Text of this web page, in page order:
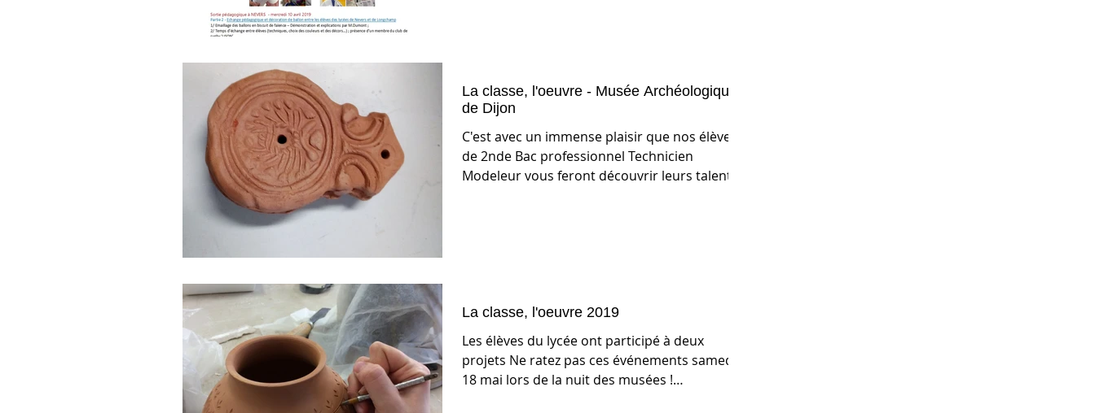
La classe, l'oeuvre - Musée Archéologique
de Dijon
C'est avec un immense plaisir que nos élèves
de 2nde Bac professionnel Technicien
Modeleur vous feront découvrir leurs talents
La classe, l'oeuvre 2019
Les élèves du lycée ont participé à deux
projets Ne ratez pas ces événements samedi
18 mai lors de la nuit des musées !